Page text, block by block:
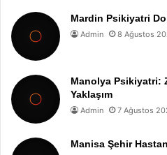
Mardin Psikiyatri
Admin 8 Ağustos
Manolya Psikiyatri:
Yaklaşım
Admin 7 Ağustos
Manisa Şehir